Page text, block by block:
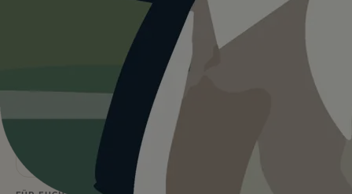
25°C und bedeckt. Kein Regen und kein direktes
Sonnenlicht. Für Hunde oft die angenehmsten
Bedingungen. Wasser ist vor Ort.
OpenWeatherMap
25°C
ÜBERWIEGEND
EINTRITT